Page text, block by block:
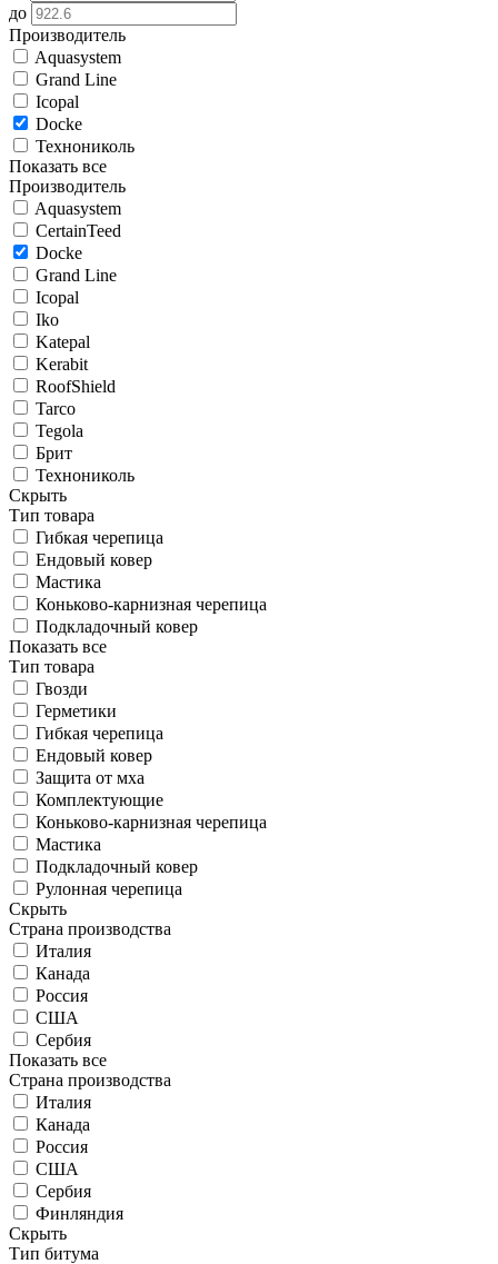
до
Производитель
Aquasystem
Grand Line
Icopal
Docke
Технониколь
Показать все
Производитель
Aquasystem
CertainTeed
Docke
Grand Line
Icopal
Iko
Katepal
Kerabit
RoofShield
Tarco
Tegola
Брит
Технониколь
Скрыть
Тип товара
Гибкая черепица
Ендовый ковер
Мастика
Коньково-карнизная черепица
Подкладочный ковер
Показать все
Тип товара
Гвозди
Герметики
Гибкая черепица
Ендовый ковер
Защита от мха
Комплектующие
Коньково-карнизная черепица
Мастика
Подкладочный ковер
Рулонная черепица
Скрыть
Страна производства
Италия
Канада
Россия
США
Сербия
Показать все
Страна производства
Италия
Канада
Россия
США
Сербия
Финляндия
Скрыть
Тип битума